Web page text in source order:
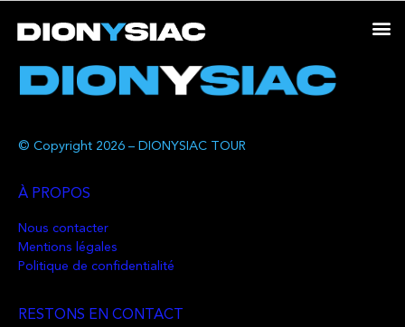
© Copyright 2026 – DIONYSIAC TOUR
À PROPOS
Nous contacter
Mentions légales
Politique de confidentialité
RESTONS EN CONTACT